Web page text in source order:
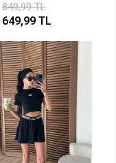
849,99 TL
649,99 TL